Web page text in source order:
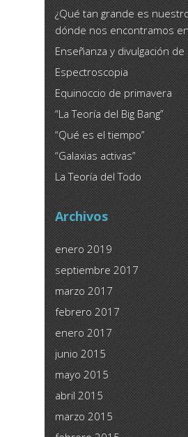
¿Qué tan grande es
dónde nos encontramos
Enseñanza y divulgación de
Espectroscopia
Equinoccio de primavera
“La Teoría del Big Bang”
“Qué es el tiempo”
“Galaxias activas”
La Teoría del Todo
Archivos
enero 2019
septiembre 2017
marzo 2017
febrero 2017
enero 2017
junio 2015
mayo 2015
abril 2015
marzo 2015